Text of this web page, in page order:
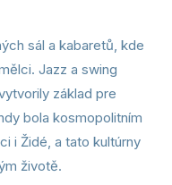
sál a kabaretů, kde
Jazz a swing
základ pre
bola kosmopolitním
i Židé, a tato kultúrny
životě.